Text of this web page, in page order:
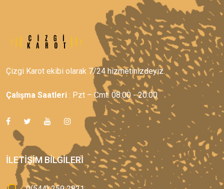
Çizgi Karot ekibi olarak 7/24 hizmetinizdeyiz.
Çalışma Saatleri : Pzt – Cmt: 08:00 - 20:00
İLETIŞIM BILGILERI